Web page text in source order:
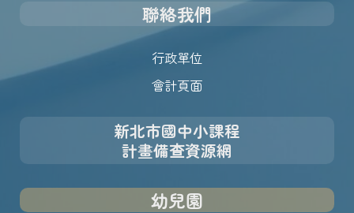
聯絡我們
行政單位
會計頁面
新北市國中小課程
計畫備查資源網
幼兒園